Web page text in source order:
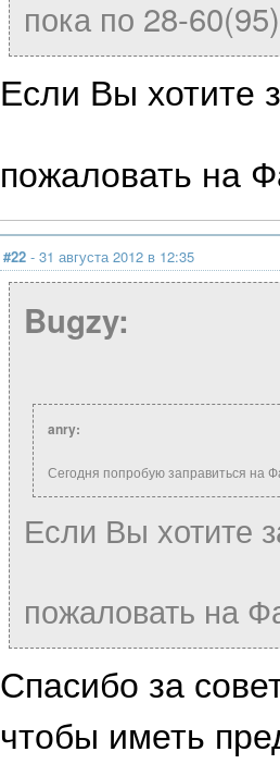
пока по 28-
Если Вы хотите
пожаловать на
#22 - 31 августа 2012 в 12:35
Bugzy:
anry:
Сегодня попробую заправиться на
Если Вы хотите
пожаловать на
Спасибо за
чтобы иметь